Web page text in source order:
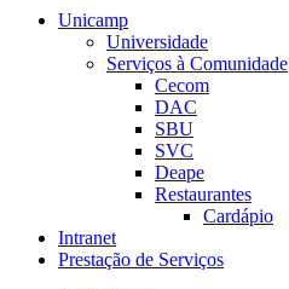
Unicamp
Universidade
Serviços à Comunidade
Cecom
DAC
SBU
SVC
Deape
Restaurantes
Cardápio
Intranet
Prestação de Serviços